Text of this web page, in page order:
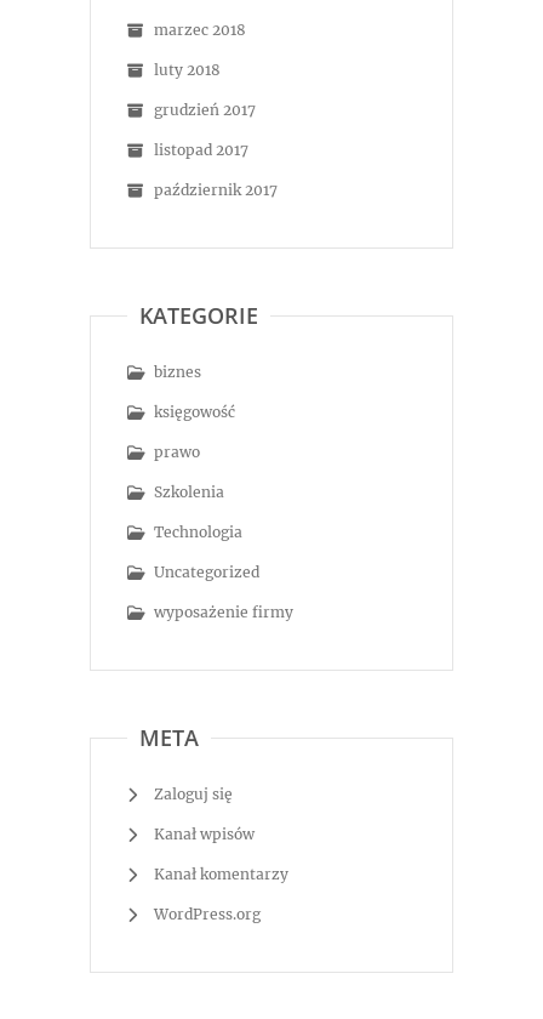
marzec 2018
luty 2018
grudzień 2017
listopad 2017
październik 2017
KATEGORIE
biznes
księgowość
prawo
Szkolenia
Technologia
Uncategorized
wyposażenie firmy
META
Zaloguj się
Kanał wpisów
Kanał komentarzy
WordPress.org